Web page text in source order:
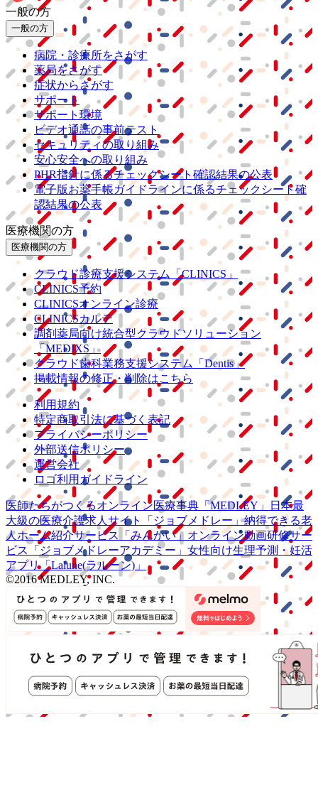
一般の方
一般の方
病院・診療所をさがす
薬局をさがす
症状からさがす
サポート
サポート環境
ビデオ通話の事前テスト
セキュリティの取り組み
安心安全への取り組み
PHR指針に係るチェックシート確認結果の公表
電子版お薬手帳ガイドラインに係るチェックシート確
認結果の公表
医療機関の方
医療機関の方
クラウド診療支援システム
「CLINICS」
CLINICS予約
CLINICSオンライン診療
CLINICSカルテ
調剤薬局向け統合型クラウドソリューション
「MEDIXS」
クラウド歯科業務支援システム
「Dentis」
掲載情報の修正・削除はこちら
利用規約
特定商取引法に基づく表記
プライバシーポリシー
外部送信ポリシー
運営会社
ロゴ利用ガイドライン
医師たちがつくるオンライン医療事典 「MEDLEY」
日本最
大級の医療介護求人サイト 「ジョブメドレー」納得できる老
人ホーム紹介サービス
「みんかい」 オンライン動画研修サー
ビス
「ジョブメドレーアカデミー」 女性向け生理予測・妊活
アプリ「Lalune(ラルーン)」
©2016 MEDLEY, INC.